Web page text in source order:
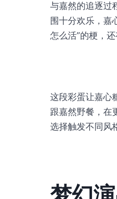
与嘉然的追逐过
围十分欢乐，嘉
怎么活”的梗，
这段彩蛋让嘉心
跟嘉然野餐，在
选择触发不同